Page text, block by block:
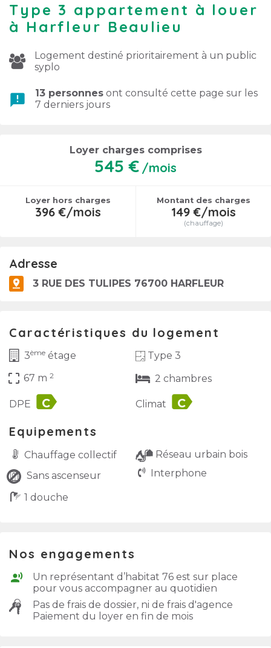
Type 3 appartement à louer
à Harfleur Beaulieu
Logement destiné prioritairement à un public
syplo
announcement 13 personnes ont consulté cette page sur les
7 derniers jours
Loyer charges comprises
545 € /mois
Loyer hors charges
396 €/mois
Montant des charges
149 €/mois
(chauffage)
Adresse
3 RUE DES TULIPES 76700 HARFLEUR
Caractéristiques du logement
3ème étage Type 3
crop_free 67 m 2 2 chambres
DPE label Climat label
Equipements
Chauffage collectif
Réseau urbain bois
Sans ascenseur
Interphone
1 douche
Nos engagements
Un représentant d’habitat 76 est sur place
pour vous accompagner au quotidien
Pas de frais de dossier, ni de frais d'agence
Paiement du loyer en fin de mois